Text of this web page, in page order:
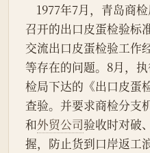
1977年7月，青岛商
召开的出口皮蛋检验标
交流出口皮蛋检验工作
等存在的问题。8月，
检局下达的《出口皮蛋
查验。并要求商检分支
和外贸公司验收时对破
握，防止货到口岸返工